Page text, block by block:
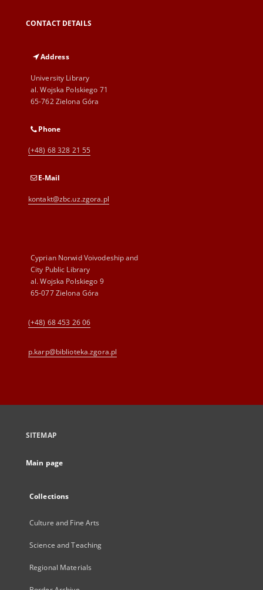
CONTACT DETAILS
Address
University Library
al. Wojska Polskiego 71
65-762 Zielona Góra
Phone
(+48) 68 328 21 55
E-Mail
kontakt@zbc.uz.zgora.pl
Cyprian Norwid Voivodeship and
City Public Library
al. Wojska Polskiego 9
65-077 Zielona Góra
(+48) 68 453 26 06
p.karp@biblioteka.zgora.pl
SITEMAP
Main page
Collections
Culture and Fine Arts
Science and Teaching
Regional Materials